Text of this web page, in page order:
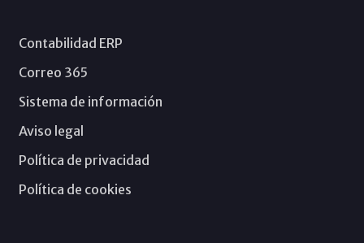
Contabilidad ERP
Correo 365
Sistema de información
Aviso legal
Política de privacidad
Política de cookies